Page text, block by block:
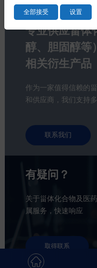
专业供应甾体
醇、胆固醇等
相关衍生产品
作为一家值得信赖的
和供应商，我们支持
联系我们
有疑问？
关于甾体化合物及医
属服务，快速响应
取得联系
全部接受 设置